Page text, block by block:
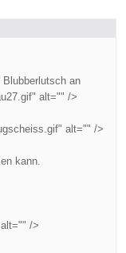
an
alt="" />
alt="" />
kann.
/>